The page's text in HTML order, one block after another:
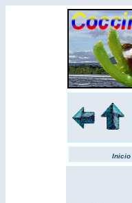
Inicio